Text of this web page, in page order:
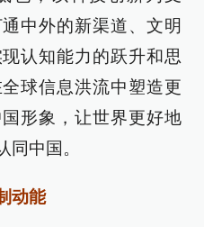
中外的新渠道、文明
认知能力的跃升和思
球信息洪流中塑造更
形象，让世界更好地
同中国。
动能